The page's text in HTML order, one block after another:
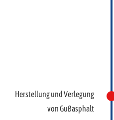
Herstellung und Verlegung
von Gußasphalt